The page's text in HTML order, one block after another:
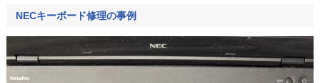
NECキーボード修理の事例